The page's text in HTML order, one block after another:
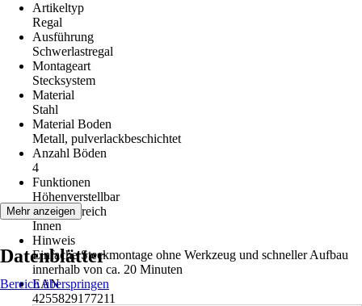
Artikeltyp
Regal
Ausführung
Schwerlastregal
Montageart
Stecksystem
Material
Stahl
Material Boden
Metall, pulverlackbeschichtet
Anzahl Böden
4
Funktionen
Höhenverstellbar
Einsatzbereich
Innen
Hinweis
Einfache Steckmontage ohne Werkzeug und schneller Aufbau
innerhalb von ca. 20 Minuten
EAN
4255829177211
Mehr anzeigen
Datenblätter
Bereich überspringen